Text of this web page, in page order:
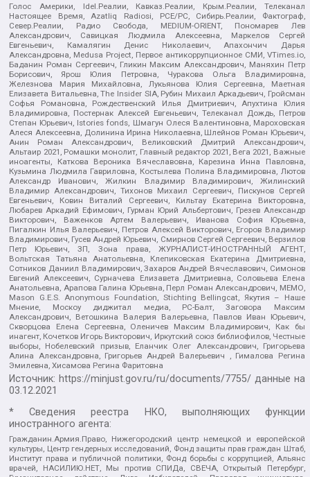
Голос Америки, Idel.Реалии, Кавказ.Реалии, Крым.Реалии, Телеканал
Настоящее Время, Azatliq Radiosi, PCE/PC, Сибирь.Реалии, Фактограф,
Север.Реалии, Радио Свобода, MEDIUM-ORIENT, Пономарев Лев
Александрович, Савицкая Людмила Алексеевна, Маркелов Сергей
Евгеньевич, Камалягин Денис Николаевич, Апахончич Дарья
Александровна, Medusa Project, Первое антикоррупционное СМИ, VTimes.io,
Баданин Роман Сергеевич, Гликин Максим Александрович, Маняхин Петр
Борисович, Ярош Юлия Петровна, Чуракова Ольга Владимировна,
Железнова Мария Михайловна, Лукьянова Юлия Сергеевна, Маетная
Елизавета Витальевна, The Insider SIA, Рубин Михаил Аркадьевич, Гройсман
Софья Романовна, Рождественский Илья Дмитриевич, Апухтина Юлия
Владимировна, Постернак Алексей Евгеньевич, Телеканал Дождь, Петров
Степан Юрьевич, Istories fonds, Шмагун Олеся Валентиновна, Мароховская
Алеся Алексеевна, Долинина Ирина Николаевна, Шлейнов Роман Юрьевич,
Анин Роман Александрович, Великовский Дмитрий Александрович,
Альтаир 2021, Ромашки монолит, Главный редактор 2021, Вега 2021, Важные
иноагенты, Каткова Вероника Вячеславовна, Карезина Инна Павловна,
Кузьмина Людмила Гавриловна, Костылева Полина Владимировна, Лютов
Александр Иванович, Жилкин Владимир Владимирович, Жилинский
Владимир Александрович, Тихонов Михаил Сергеевич, Пискунов Сергей
Евгеньевич, Ковин Виталий Сергеевич, Кильтау Екатерина Викторовна,
Любарев Аркадий Ефимович, Гурман Юрий Альбертович, Грезев Александр
Викторович, Важенков Артем Валерьевич, Иванова София Юрьевна,
Пигалкин Илья Валерьевич, Петров Алексей Викторович, Егоров Владимир
Владимирович, Гусев Андрей Юрьевич, Смирнов Сергей Сергеевич, Верзилов
Петр Юрьевич, ЗП, Зона права, ЖУРНАЛИСТ-ИНОСТРАННЫЙ АГЕНТ,
Вольтская Татьяна Анатольевна, Клепиковская Екатерина Дмитриевна,
Сотников Даниил Владимирович, Захаров Андрей Вячеславович, Симонов
Евгений Алексеевич, Сурначева Елизавета Дмитриевна, Соловьева Елена
Анатольевна, Арапова Галина Юрьевна, Перл Роман Александрович, МЕМО,
Mason G.E.S. Anonymous Foundation, Stichting Bellingcat, Якутия – Наше
Мнение, Москоу диджитал медиа, РС-Балт, Заговора Максим
Александрович, Ветошкина Валерия Валерьевна, Павлов Иван Юрьевич,
Скворцова Елена Сергеевна, Оленичев Максим Владимирович, Как бы
инагент, Кочетков Игорь Викторович, Иркутский союз библиофилов, Честные
выборы, Нобелевский призыв, Еланчик Олег Александрович, Григорьева
Алина Александровна, Григорьев Андрей Валерьевич , Гималова Регина
Эмилевна, Хисамова Регина Фаритовна
Источник: https://minjust.gov.ru/ru/documents/7755/ данные на
03.12.2021
* Сведения реестра НКО, выполняющих функции
иностранного агента:
Гражданин.Армия.Право, Нижегородский центр немецкой и европейской
культуры, Центр гендерных исследований, Фонд защиты прав граждан Штаб,
Институт права и публичной политики, Фонд борьбы с коррупцией, Альянс
врачей, НАСИЛИЮ.НЕТ, Мы против СПИДа, СВЕЧА, Открытый Петербург,